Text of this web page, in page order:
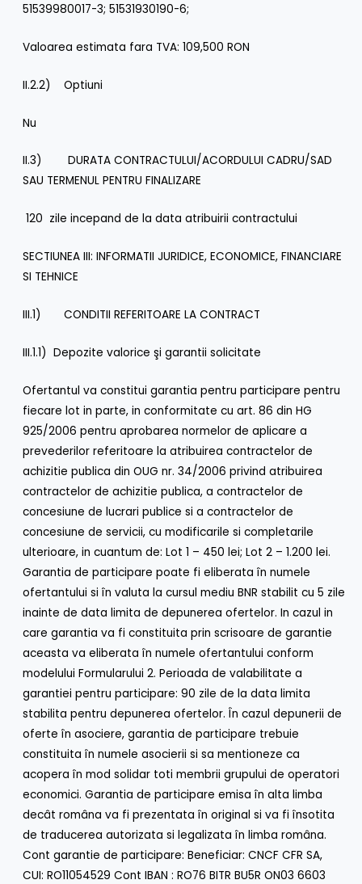
51539980017-3; 51531930190-6;
Valoarea estimata fara TVA: 109,500 RON
II.2.2) Optiuni
Nu
II.3) DURATA CONTRACTULUI/ACORDULUI CADRU/SAD
SAU TERMENUL PENTRU FINALIZARE
120 zile incepand de la data atribuirii contractului
SECTIUNEA III: INFORMATII JURIDICE, ECONOMICE, FINANCIARE
SI TEHNICE
III.1) CONDITII REFERITOARE LA CONTRACT
III.1.1) Depozite valorice şi garantii solicitate
Ofertantul va constitui garantia pentru participare pentru
fiecare lot in parte, in conformitate cu art. 86 din HG
925/2006 pentru aprobarea normelor de aplicare a
prevederilor referitoare la atribuirea contractelor de
achizitie publica din OUG nr. 34/2006 privind atribuirea
contractelor de achizitie publica, a contractelor de
concesiune de lucrari publice si a contractelor de
concesiune de servicii, cu modificarile si completarile
ulterioare, in cuantum de: Lot 1 – 450 lei; Lot 2 – 1.200 lei.
Garantia de participare poate fi eliberata în numele
ofertantului si în valuta la cursul mediu BNR stabilit cu 5 zile
inainte de data limita de depunerea ofertelor. In cazul in
care garantia va fi constituita prin scrisoare de garantie
aceasta va eliberata în numele ofertantului conform
modelului Formularului 2. Perioada de valabilitate a
garantiei pentru participare: 90 zile de la data limita
stabilita pentru depunerea ofertelor. În cazul depunerii de
oferte în asociere, garantia de participare trebuie
constituita în numele asocierii si sa mentioneze ca
acopera în mod solidar toti membrii grupului de operatori
economici. Garantia de participare emisa în alta limba
decât româna va fi prezentata în original si va fi însotita
de traducerea autorizata si legalizata în limba româna.
Cont garantie de participare: Beneficiar: CNCF CFR SA,
CUI: RO11054529 Cont IBAN : RO76 BITR BU5R ON03 6603